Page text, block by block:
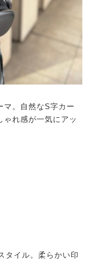
マ。自然なS字カー
ゃれ感が一気にアッ
タイル。柔らかい印